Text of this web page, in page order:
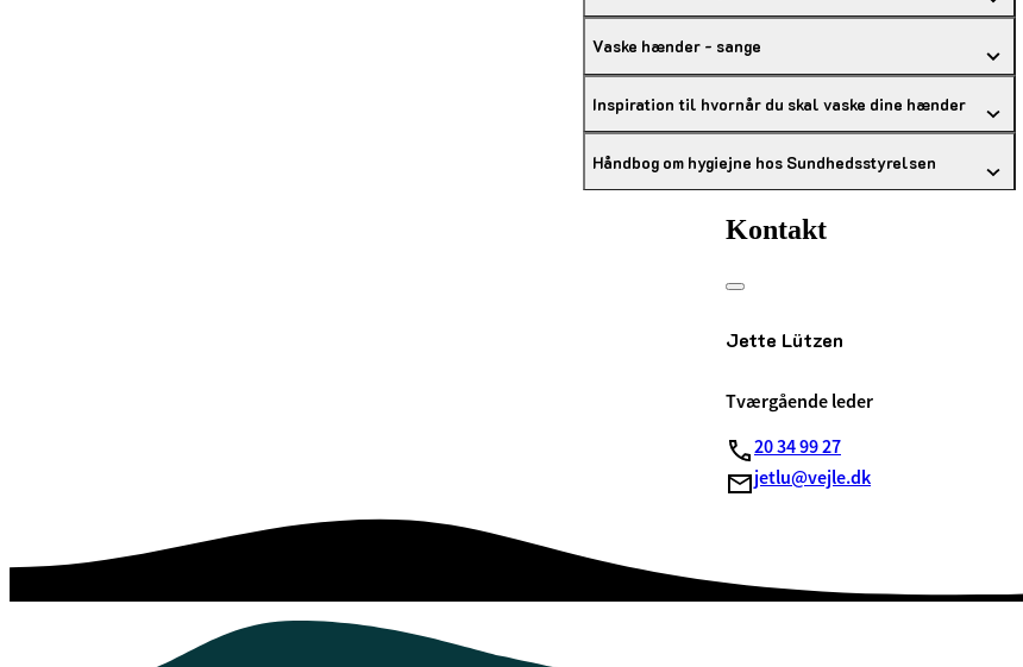
Vaske hænder - sange
Inspiration til hvornår du skal vaske dine hænder
Håndbog om hygiejne hos Sundhedsstyrelsen
Kontakt
Jette Lützen
Tværgående leder
20 34 99 27
jetlu@vejle.dk